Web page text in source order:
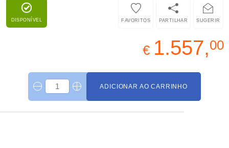
DISPONÍVEL SUGERIR
PARTILHAR
FAVORITOS
€ 1.557,00
ADICIONAR AO CARRINHO